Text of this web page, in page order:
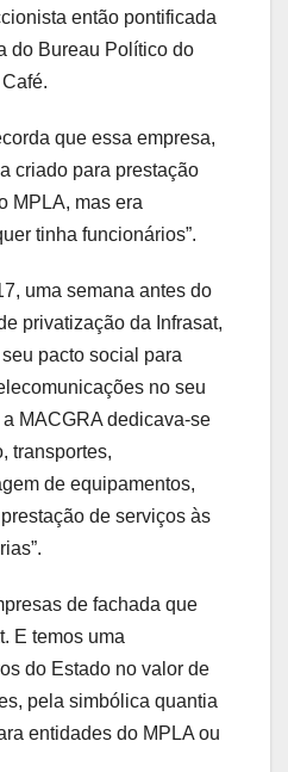
então pontificada
do Bureau Político do
que essa empresa,
criado para prestação
MPLA, mas era
tinha funcionários”.
uma semana antes do
privatização da Infrasat,
pacto social para
no seu
MACGRA dedicava-se
transportes,
de equipamentos,
de serviços às
de fachada que
E temos uma
do Estado no valor de
pela simbólica quantia
entidades do MPLA ou